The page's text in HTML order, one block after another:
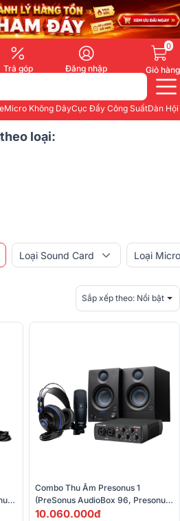
Trả góp Đăng nhập
0
Giỏ hàng
Micro Không DâyCục Đẩy Công SuấtDàn
loại:
Loại Sound Card Loại Micro
Sắp xếp theo: Nổi bật
Combo Thu Âm Presonus 1
(PreSonus AudioBox 96, Presonus
M7 MK2, Eris E3.5,Presonus HD7)
10.060.000đ